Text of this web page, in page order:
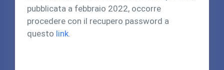
pubblicata a febbraio 2022, occorre
procedere con il recupero password a
questo link.